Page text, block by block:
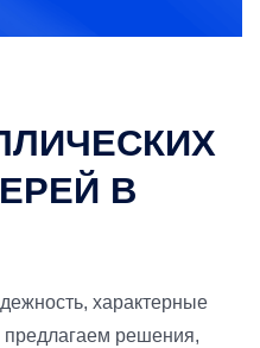
В
характерные
предлагаем решения,